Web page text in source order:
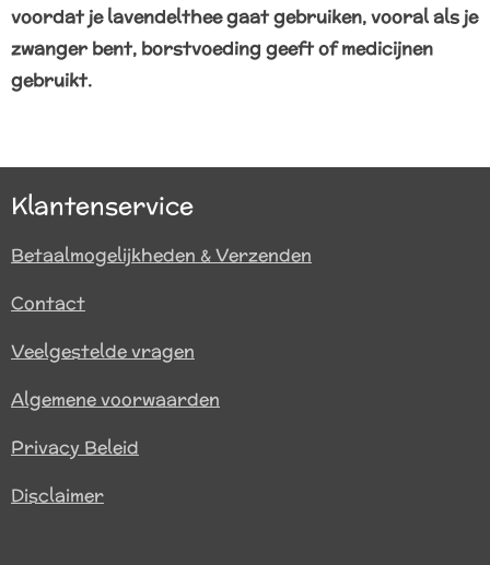
voordat je lavendelthee gaat gebruiken, vooral als je
zwanger bent, borstvoeding geeft of medicijnen
gebruikt.
Klantenservice
Betaalmogelijkheden & Verzenden
Contact
Veelgestelde vragen
Algemene voorwaarden
Privacy Beleid
Disclaimer